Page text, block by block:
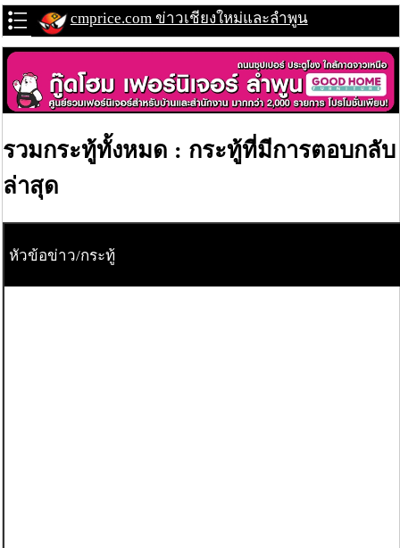
cmprice.com ข่าวเชียงใหม่และลำพูน
รวมกระทู้ทั้งหมด : กระทู้ที่มีการตอบกลับ
ล่าสุด
หัวข้อข่าว/กระทู้